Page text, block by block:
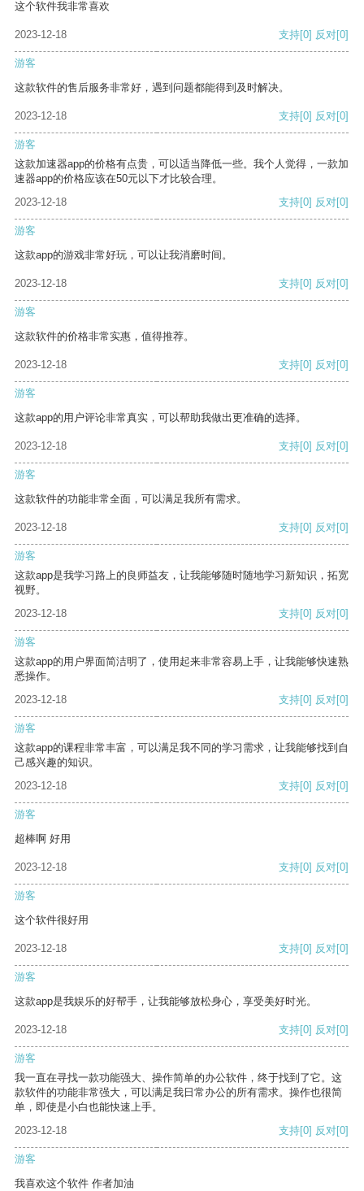
这个软件我非常喜欢
2023-12-18 支持[0] 反对[0]
游客
这款软件的售后服务非常好，遇到问题都能得到及时解决。
2023-12-18 支持[0] 反对[0]
游客
这款加速器app的价格有点贵，可以适当降低一些。我个人觉得，一款加
速器app的价格应该在50元以下才比较合理。
2023-12-18
支持[0] 反对[0]
游客
这款app的游戏非常好玩，可以让我消磨时间。
2023-12-18 支持[0] 反对[0]
游客
这款软件的价格非常实惠，值得推荐。
2023-12-18 支持[0] 反对[0]
游客
这款app的用户评论非常真实，可以帮助我做出更准确的选择。
2023-12-18 支持[0] 反对[0]
游客
这款软件的功能非常全面，可以满足我所有需求。
2023-12-18 支持[0] 反对[0]
游客
这款app是我学习路上的良师益友，让我能够随时随地学习新知识，拓宽
视野。
2023-12-18
支持[0] 反对[0]
游客
这款app的用户界面简洁明了，使用起来非常容易上手，让我能够快速熟
悉操作。
2023-12-18
支持[0] 反对[0]
游客
这款app的课程非常丰富，可以满足我不同的学习需求，让我能够找到自
己感兴趣的知识。
2023-12-18
支持[0] 反对[0]
游客
超棒啊 好用
2023-12-18 支持[0] 反对[0]
游客
这个软件很好用
2023-12-18 支持[0] 反对[0]
游客
这款app是我娱乐的好帮手，让我能够放松身心，享受美好时光。
2023-12-18 支持[0] 反对[0]
游客
我一直在寻找一款功能强大、操作简单的办公软件，终于找到了它。这
款软件的功能非常强大，可以满足我日常办公的所有需求。操作也很简
单，即使是小白也能快速上手。
2023-12-18
支持[0] 反对[0]
游客
我喜欢这个软件 作者加油